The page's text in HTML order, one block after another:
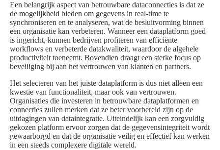
Een belangrijk aspect van betrouwbare dataconnecties is dat ze
de mogelijkheid bieden om gegevens in real-time te
synchroniseren en te analyseren, wat de besluitvorming binnen
een organisatie kan verbeteren. Wanneer een dataplatform goed
is ingericht, kunnen bedrijven profiteren van efficiënte
workflows en verbeterde datakwaliteit, waardoor de algehele
productiviteit toeneemt. Bovendien draagt een sterke focus op
beveiliging bij aan het vertrouwen van klanten en partners.
Het selecteren van het juiste dataplatform is dus niet alleen een
kwestie van functionaliteit, maar ook van vertrouwen.
Organisaties die investeren in betrouwbare dataplatformen en
connecties zullen merken dat ze beter voorbereid zijn op de
uitdagingen van dataintegratie. Uiteindelijk kan een zorgvuldig
gekozen platform ervoor zorgen dat de gegevensintegriteit wordt
gewaarborgd en dat de organisatie veilig en effectief kan werken
in een steeds complexere digitale wereld.